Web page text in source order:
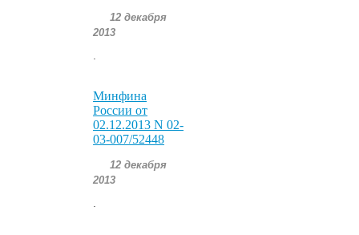
12 декабря
2013
Минфина
России от
02.12.2013 N 02-
03-007/52448
12 декабря
2013
.